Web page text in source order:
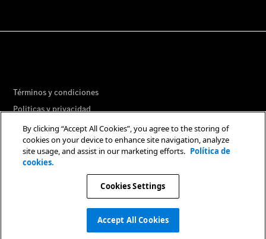
Cotizador Test drive
Cotizador Test drive
Términos y condiciones
Politicas y privacidad
Libro de reclamaciones
Preferencias de Cookies
© 2026. Mercedes-Benz AG.
By clicking “Accept All Cookies”, you agree to the storing of
cookies on your device to enhance site navigation, analyze
site usage, and assist in our marketing efforts. Política de
cookies.
Cookies Settings
Accept All Cookies